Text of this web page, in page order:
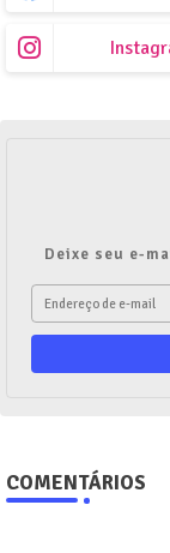
Deixe seu e-
COMENTÁRIOS